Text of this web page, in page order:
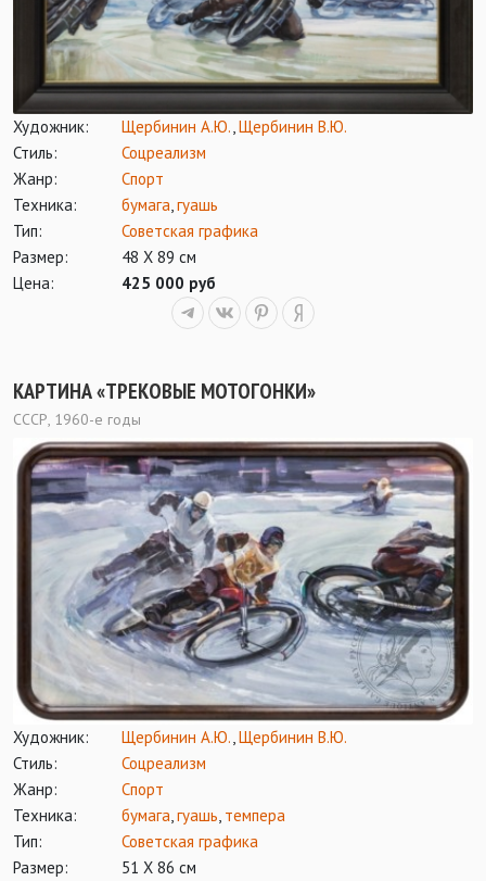
Художник: Щербинин А.Ю. Щербинин В.Ю.
Стиль:
Соцреализм
Жанр:
Спорт
Техника:
бумага гуашь
Тип:
Советская графика
Размер:
48 Х 89 см
Цена:
425 000 руб
КАРТИНА «ТРЕКОВЫЕ МОТОГОНКИ»
СССР, 1960-е годы
Художник: Щербинин А.Ю. Щербинин В.Ю.
Стиль:
Соцреализм
Жанр:
Спорт
Техника:
бумага гуашь темпера
Тип:
Советская графика
Размер:
51 Х 86 см